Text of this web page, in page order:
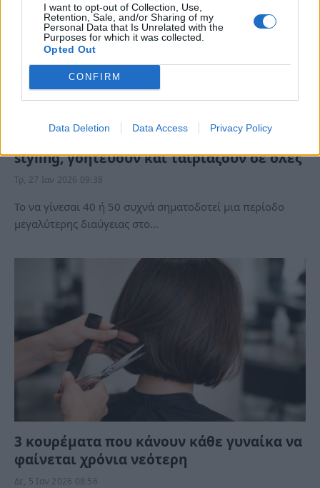
I want to opt-out of Collection, Use,
Retention, Sale, and/or Sharing of my
Personal Data that Is Unrelated with the
Purposes for which it was collected.
Opted Out
CONFIRM
Data Deletion Data Access Privacy Policy
Αυτά είναι τα 4 κουρέματα που θα
κυριαρχήσουν το 2026 – Δεν χρειάζεται
styling, γοητεύουν και ταιριάζουν σε όλες
Τρ, 27 Ιαν 2026 09:38
Το να γίνεσαι 40 ή 50 συχνά σηματοδοτεί μια περίοδο
μεγαλύτερης διαύγειας στο…
3 κουρέματα που κάνουν κάθε γυναίκα να
φαίνεται χρόνια νεότερη
Δε, 5 Ιαν 2026 08:56